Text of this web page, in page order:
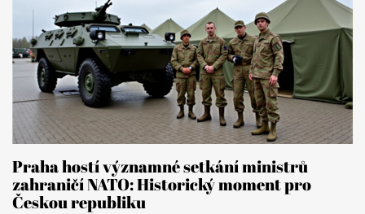
Praha hostí významné setkání ministrů
zahraničí NATO: Historický moment pro
Českou republiku